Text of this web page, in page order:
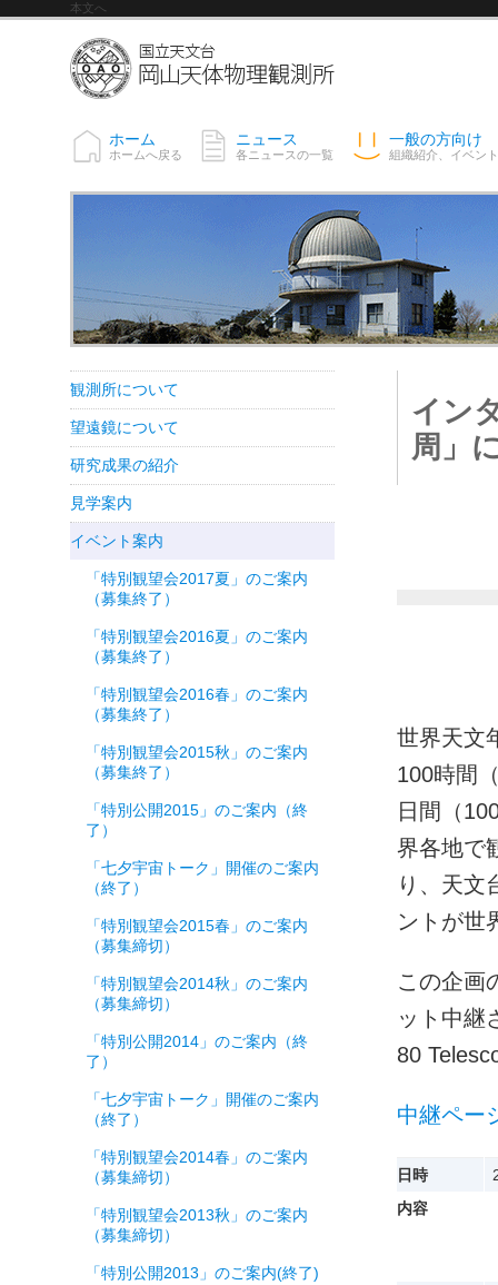
本文へ
ホーム
ホームへ戻る
ニュース
各ニュースの一覧
一般の方向け
組織紹介、イベン
イン
周」
世界天文
100時間
日間（
界各地で
り、天文
ントが世
この企画
ット中継
80
中継ペー
日時
内容
観測所について
望遠鏡について
研究成果の紹介
見学案内
イベント案内
「特別観望会2017夏」のご案内
（募集終了）
「特別観望会2016夏」のご案内
（募集終了）
「特別観望会2016春」のご案内
（募集終了）
「特別観望会2015秋」のご案内
（募集終了）
「特別公開2015」のご案内（終
了）
「七夕宇宙トーク」開催のご案内
（終了）
「特別観望会2015春」のご案内
（募集締切）
「特別観望会2014秋」のご案内
（募集締切）
「特別公開2014」のご案内（終
了）
「七夕宇宙トーク」開催のご案内
（終了）
「特別観望会2014春」のご案内
（募集締切）
「特別観望会2013秋」のご案内
（募集締切）
「特別公開2013」のご案内(終了)